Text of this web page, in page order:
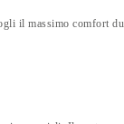
il massimo comfort